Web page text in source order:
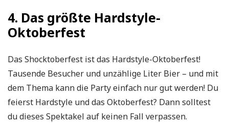
4. Das größte Hardstyle-
Oktoberfest
Das Shocktoberfest ist das Hardstyle-Oktoberfest!
Tausende Besucher und unzählige Liter Bier – und mit
dem Thema kann die Party einfach nur gut werden! Du
feierst Hardstyle und das Oktoberfest? Dann solltest
du dieses Spektakel auf keinen Fall verpassen.